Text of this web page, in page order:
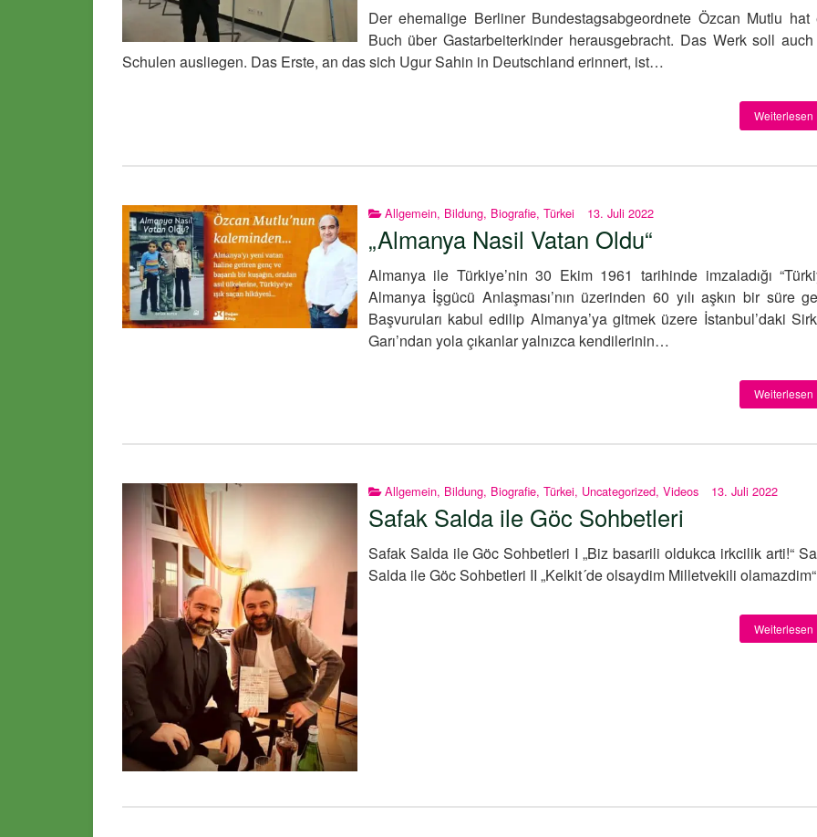
Der ehemalige Berliner Bundestagsabgeordnete Özcan Mutlu hat
Buch über Gastarbeiterkinder herausgebracht. Das Werk soll
Schulen ausliegen. Das Erste, an das sich Ugur Sahin in Deutschland erinnert, ist…
Weiterlesen
Allgemein, Bildung, Biografie, Türkei 13. Juli 2022
„Almanya Nasil Vatan Oldu“
Almanya ile Türkiye’nin 30 Ekim 1961 tarihinde imzaladığı
Almanya İşgücü Anlaşması’nın üzerinden 60 yılı aşkın bir süre
Başvuruları kabul edilip Almanya’ya gitmek üzere İstanbul’daki
Garı’ndan yola çıkanlar yalnızca kendilerinin…
Weiterlesen
Allgemein, Bildung, Biografie, Türkei, Uncategorized, Videos 13. Juli 2022
Safak Salda ile Göc Sohbetleri
Safak Salda ile Göc Sohbetleri I „Biz basarili oldukca irkcilik arti!“
Salda ile Göc Sohbetleri II „Kelkit´de olsaydim Milletvekili olamazdim“
Weiterlesen